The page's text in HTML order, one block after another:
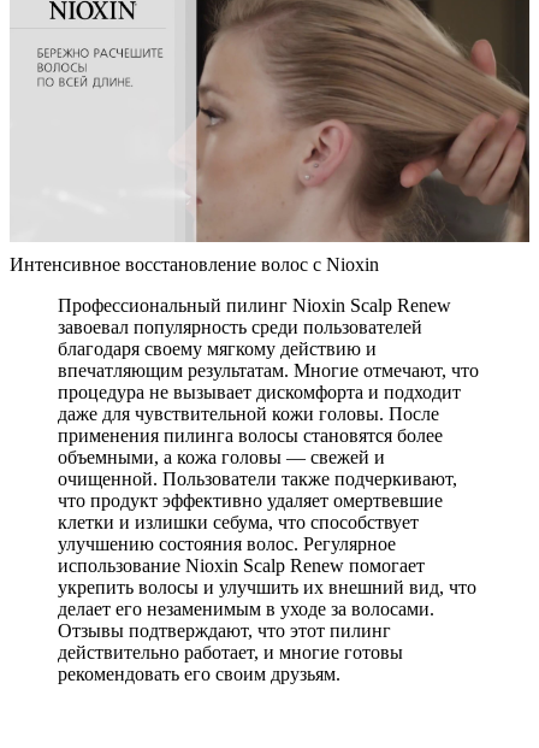
Интенсивное восстановление волос с Nioxin
Профессиональный пилинг Nioxin Scalp Renew
завоевал популярность среди пользователей
благодаря своему мягкому действию и
впечатляющим результатам. Многие отмечают, что
процедура не вызывает дискомфорта и подходит
даже для чувствительной кожи головы. После
применения пилинга волосы становятся более
объемными, а кожа головы — свежей и
очищенной. Пользователи также подчеркивают,
что продукт эффективно удаляет омертвевшие
клетки и излишки себума, что способствует
улучшению состояния волос. Регулярное
использование Nioxin Scalp Renew помогает
укрепить волосы и улучшить их внешний вид, что
делает его незаменимым в уходе за волосами.
Отзывы подтверждают, что этот пилинг
действительно работает, и многие готовы
рекомендовать его своим друзьям.